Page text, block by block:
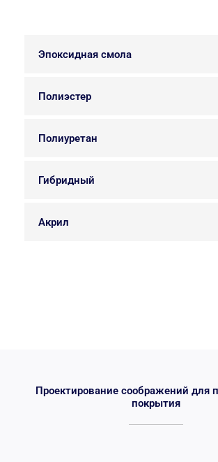
Эпоксидная смола
Полиэстер
Полиуретан
Гибридный
Акрил
Проектирование соображений для
покрытия